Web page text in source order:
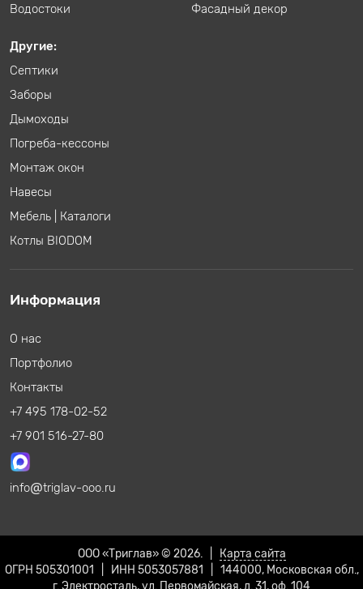
Водостоки
Фасадный декор
Другие:
Септики
Заборы
Дымоходы
Погреба-кессоны
Монтаж окон
Навесы
Мебель
Каталоги
Котлы BIODOM
Информация
О нас
Портфолио
Контакты
+7 495 178-02-52
+7 901 516-27-80
info triglav-ooo.ru
ООО «Триглав» © 2026. |
Карта сайта
ОГРН 505301001 | ИНН 5053057881 | 144000, Московская обл.,
г. Электросталь, ул. Первомайская, д. 31, оф. 104